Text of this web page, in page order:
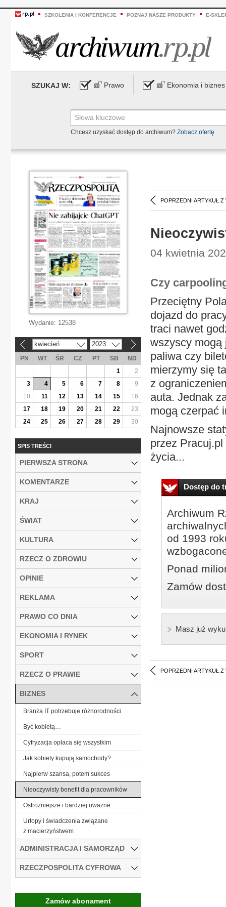
SZKOLENIA I KONFERENCJE POZNAJ NASZE PRODUKTY E-
SZUKAJ W: Prawo Ekonomia i biznes
Chcesz uzyskać dostęp do archiwum? Zobacz ofertę
POPRZEDNI ARTYKUŁ Z
04 kwietnia
Czy
Przeciętny
dojazd do
traci nawet
wszyscy mogą
paliwa czy
mierzymy się
z
auta. Jednak
mogą czerpać
Najnowsze
przez Pracuj.pl
życia...
Dostęp do
Archiwum
od 1993
Ponad
Zamów
Masz już
POPRZEDNI ARTYKUŁ Z
Wydanie: 12538
kwiecień 2023
PN WT ŚR CZ PT SB
ND
1
2
3
4 5 6 7 8
9
10
11 12 13 14 15
16
17
18 19 20 21 22
23
24
25 26 27 28 29 30
SPIS TREŚCI
PIERWSZA STRONA
KOMENTARZE
KRAJ
ŚWIAT
KULTURA
RZECZ O ZDROWIU
OPINIE
REKLAMA
PRAWO CO DNIA
EKONOMIA I RYNEK
SPORT
RZECZ O PRAWIE
BIZNES
Branża IT potrzebuje różnorodności
Być kobietą…
Cyfryzacja opłaca się wszystkim
Jak kobiety kupują samochody?
Najpierw szansa, potem sukces
Nieoczywisty benefit dla pracowników
Ostrożniejsze i bardziej uważne
Urlopy i świadczenia związane
z macierzyństwem
ADMINISTRACJA I SAMORZĄD
RZECZPOSPOLITA CYFROWA
Zamów abonament